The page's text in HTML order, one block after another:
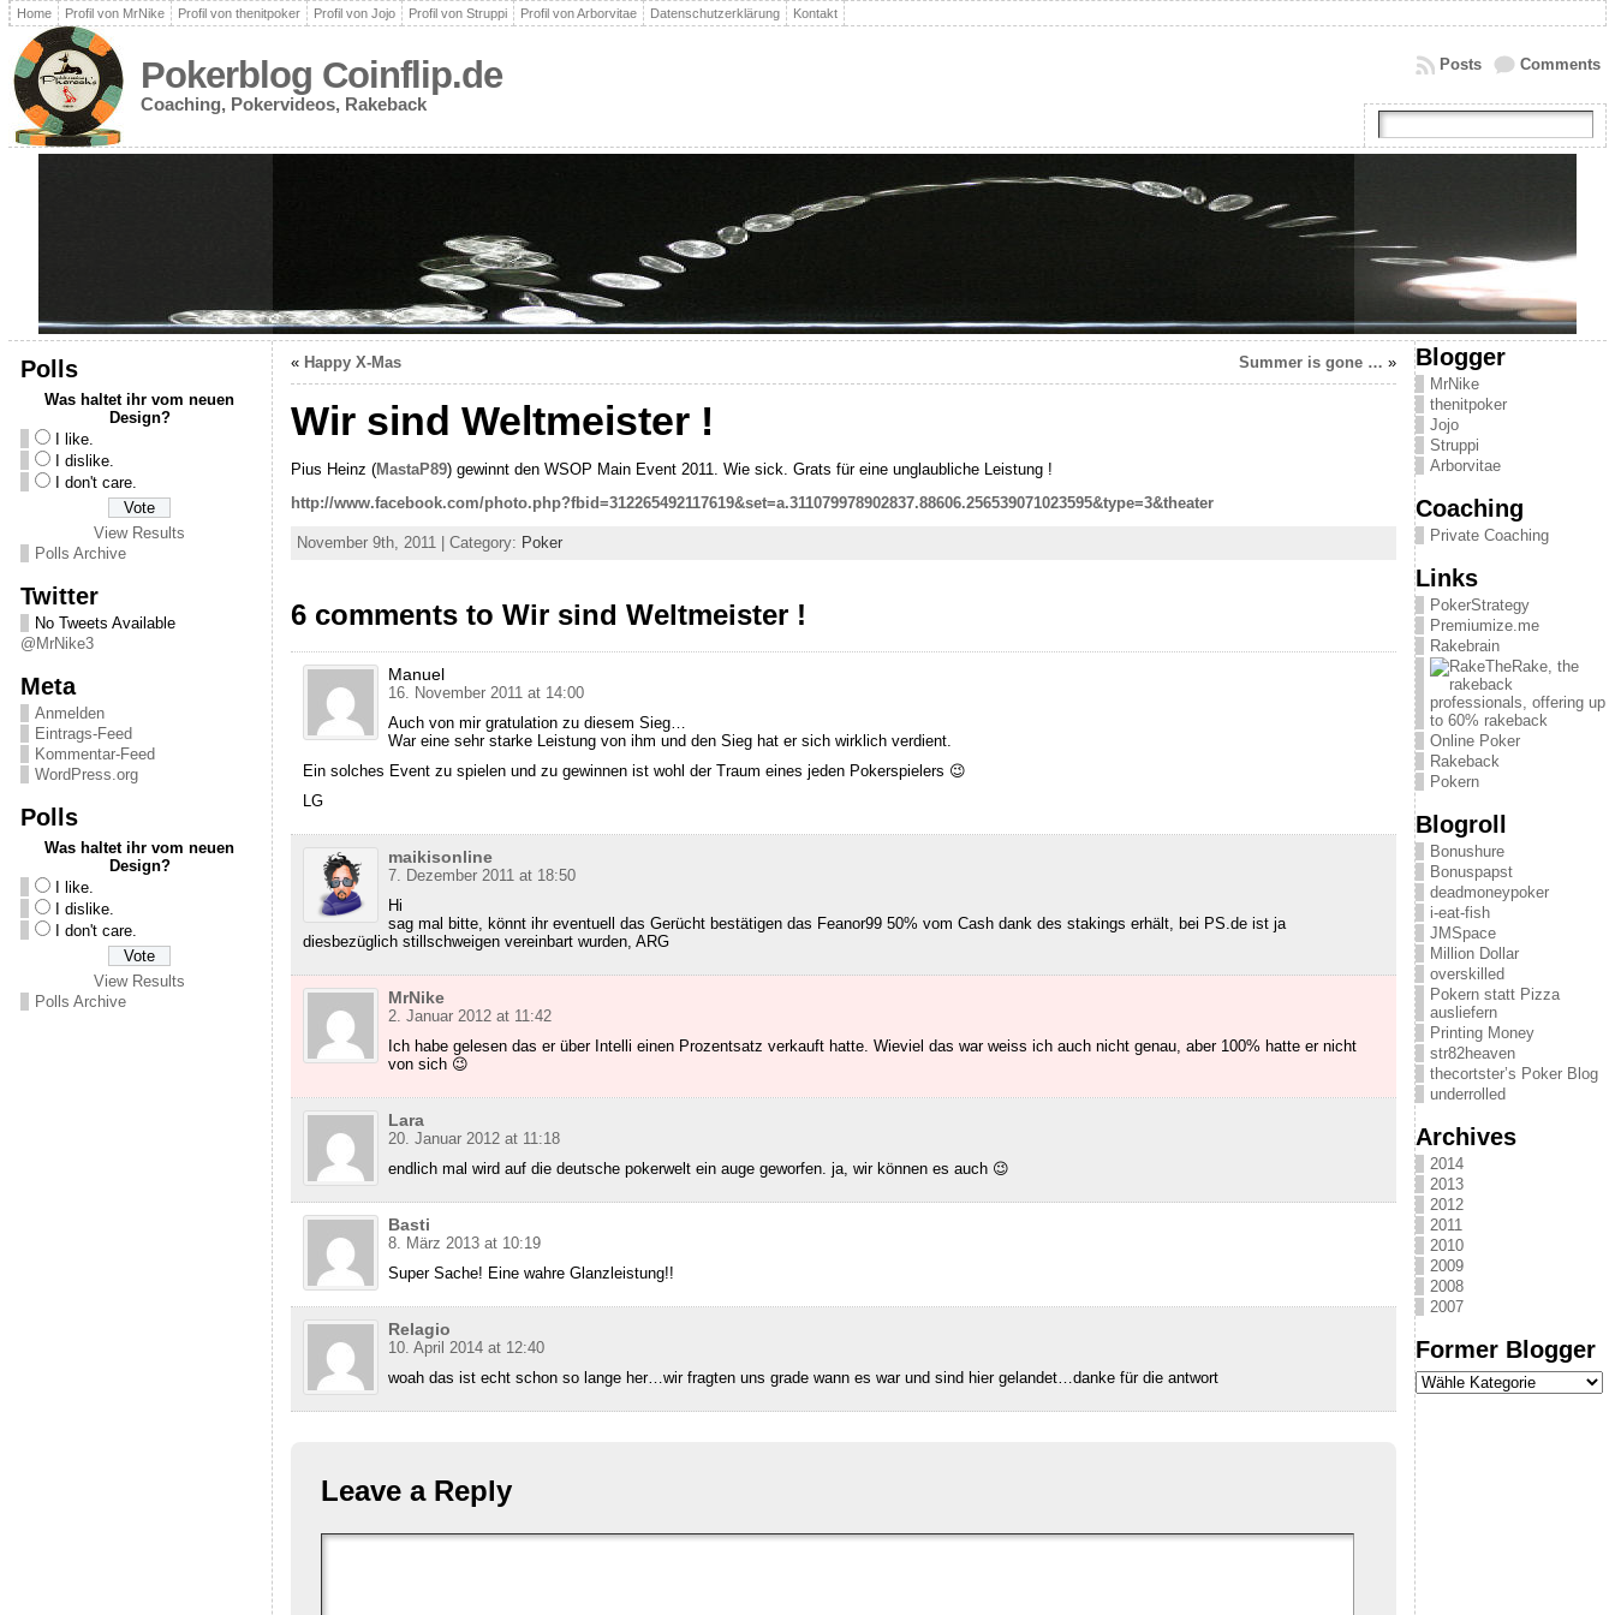
Home Profil von MrNike Profil von thenitpoker Profil von Jojo Profil von Struppi Profil von Arborvitae Datenschutzerklärung Kontakt
Pokerblog Coinflip.de
Coaching, Pokervideos, Rakeback
Comments
Posts
Polls
Was haltet ihr vom neuen
Design?
I like.
I dislike.
I don't care.
View Results
Polls Archive
Twitter
No Tweets Available
@MrNike3
Meta
Anmelden
Eintrags-Feed
Kommentar-Feed
WordPress.org
Polls
Was haltet ihr vom neuen
Design?
I like.
I dislike.
I don't care.
View Results
Polls Archive
« Happy X-Mas Summer is gone … »
Wir sind Weltmeister !
Pius Heinz (MastaP89) gewinnt den WSOP Main Event 2011. Wie sick. Grats für eine unglaubliche Leistung !
http://www.facebook.com/photo.php?fbid=312265492117619&set=a.311079978902837.88606.256539071023595&type=3&theater
November 9th, 2011 | Category: Poker
6 comments to Wir sind Weltmeister !
Manuel
16. November 2011 at 14:00
Auch von mir gratulation zu diesem Sieg…
War eine sehr starke Leistung von ihm und den Sieg hat er sich wirklich verdient.
Ein solches Event zu spielen und zu gewinnen ist wohl der Traum eines jeden Pokerspielers 😉
LG
maikisonline
7. Dezember 2011 at 18:50
Hi
sag mal bitte, könnt ihr eventuell das Gerücht bestätigen das Feanor99 50% vom Cash dank des stakings erhält, bei PS.de ist ja
diesbezüglich stillschweigen vereinbart wurden, ARG
MrNike
2. Januar 2012 at 11:42
Ich habe gelesen das er über Intelli einen Prozentsatz verkauft hatte. Wieviel das war weiss ich auch nicht genau, aber 100% hatte er nicht
von sich 😉
Lara
20. Januar 2012 at 11:18
endlich mal wird auf die deutsche pokerwelt ein auge geworfen. ja, wir können es auch 😉
Basti
8. März 2013 at 10:19
Super Sache! Eine wahre Glanzleistung!!
Relagio
10. April 2014 at 12:40
woah das ist echt schon so lange her…wir fragten uns grade wann es war und sind hier gelandet…danke für die antwort
Leave a Reply
Blogger
MrNike
thenitpoker
Jojo
Struppi
Arborvitae
Coaching
Private Coaching
Links
PokerStrategy
Premiumize.me
Rakebrain
Online Poker
Rakeback
Pokern
Blogroll
Bonushure
Bonuspapst
deadmoneypoker
i-eat-fish
JMSpace
Million Dollar
overskilled
Pokern statt Pizza
ausliefern
Printing Money
str82heaven
thecortster’s Poker Blog
underrolled
Archives
2014
2013
2012
2011
2010
2009
2008
2007
Former Blogger